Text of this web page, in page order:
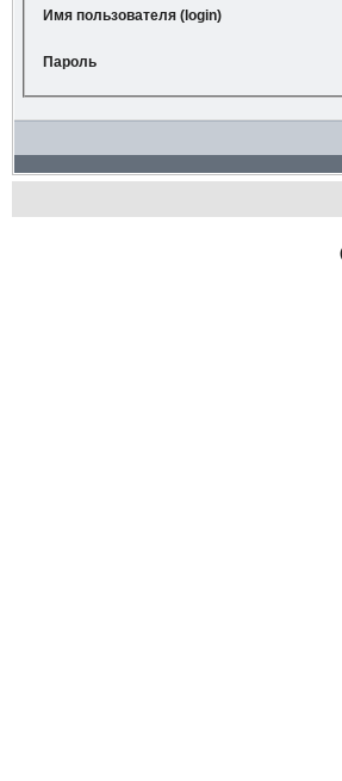
Имя пользователя (login)
Пароль